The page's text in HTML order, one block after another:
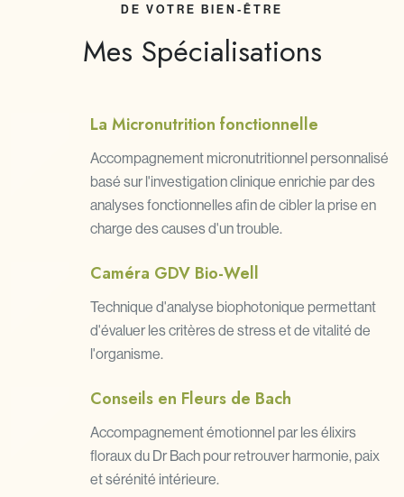
DE VOTRE BIEN-ÊTRE
Mes Spécialisations
La Micronutrition fonctionnelle
Accompagnement micronutritionnel personnalisé
basé sur l'investigation clinique enrichie par des
analyses fonctionnelles afin de cibler la prise en
charge des causes d'un trouble.
Caméra GDV Bio-Well
Technique d'analyse biophotonique permettant
d'évaluer les critères de stress et de vitalité de
l'organisme.
Conseils en Fleurs de Bach
Accompagnement émotionnel par les élixirs
floraux du Dr Bach pour retrouver harmonie, paix
et sérénité intérieure.